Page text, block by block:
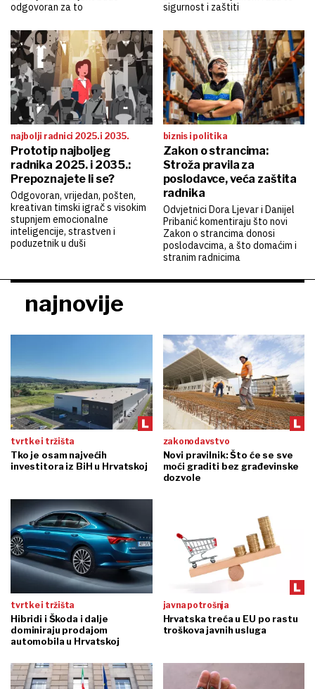
odgovoran za to
sigurnost i zaštiti
najbolji radnici 2025. i 2035.
Prototip najboljeg
radnika 2025. i 2035.:
Prepoznajete li se?
Odgovoran, vrijedan, pošten,
kreativan timski igrač s visokim
stupnjem emocionalne
inteligencije, strastven i
poduzetnik u duši
biznis i politika
Zakon o strancima:
Stroža pravila za
poslodavce, veća zaštita
radnika
Odvjetnici Dora Ljevar i Danijel
Pribanić komentiraju što novi
Zakon o strancima donosi
poslodavcima, a što domaćim i
stranim radnicima
najnovije
tvrtke i tržišta
Tko je osam najvećih
investitora iz BiH u Hrvatskoj
zakonodavstvo
Novi pravilnik: Što će se sve
moći graditi bez građevinske
dozvole
tvrtke i tržišta
Hibridi i Škoda i dalje
dominiraju prodajom
automobila u Hrvatskoj
javna potrošnja
Hrvatska treća u EU po rastu
troškova javnih usluga